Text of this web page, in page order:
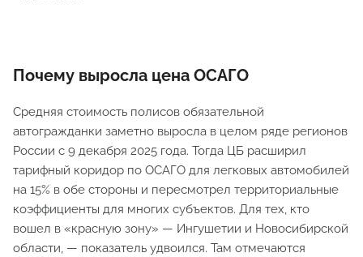
Почему выросла цена ОСАГО
Средняя стоимость полисов обязательной
автогражданки заметно выросла в целом ряде регионов
России с 9 декабря 2025 года. Тогда ЦБ расширил
тарифный коридор по ОСАГО для легковых автомобилей
на 15% в обе стороны и пересмотрел территориальные
коэффициенты для многих субъектов. Для тех, кто
вошел в «красную зону» — Ингушетии и Новосибирской
области, — показатель удвоился. Там отмечаются